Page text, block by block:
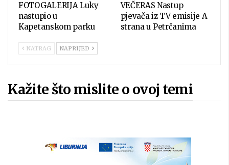
FOTOGALERIJA Luky
nastupio u
Kapetanskom parku
VEČERAS Nastup
pjevača iz TV emisije A
strana u Petrčanima
NATRAG NAPRIJED
Kažite što mislite o ovoj temi